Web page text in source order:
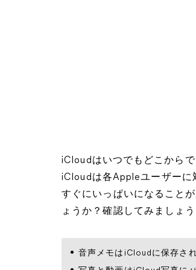
iCloudはいつでもどこから
iCloudは各Appleユーザーに
すぐにいっぱいになること
ょうか？確認してみましょう
音声メモはiCloudに保存され